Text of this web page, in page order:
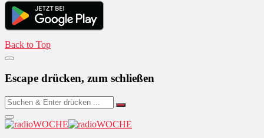
Back to Top
Escape drücken, zum schließen